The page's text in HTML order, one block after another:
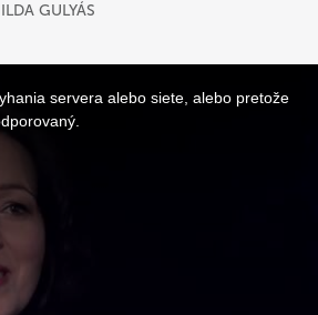
GULYÁS
servera alebo siete, alebo pretože